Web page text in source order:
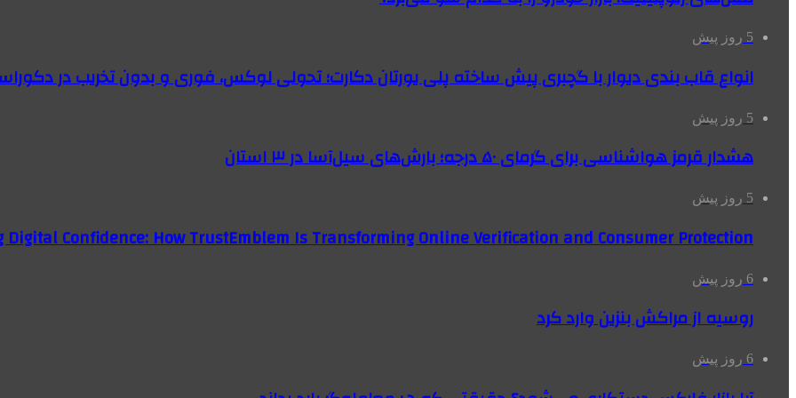
5 روز پیش
انواع قاب بندی دیوار با گچبری پیش ساخته پلی یورتان دکارت؛ تحولی لوکس، فوری و بدون تخریب در
5 روز پیش
هشدار قرمز هواشناسی برای گرمای ۵۰ درجه؛ بارش‌های سیل‌آسا در ۳ استان
5 روز پیش
Confidence: How TrustEmblem Is Transforming Online Verification and Consumer Protection
6 روز پیش
روسیه از مراکش بنزین وارد کرد
6 روز پیش